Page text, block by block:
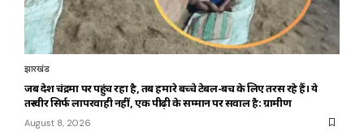
झारखंड
जब देश चंद्रमा पर पहुंच रहा है, तब हमारे बच्चे टेबल-बेंच के लिए तरस रहे हैं। ये
तस्वीर सिर्फ लापरवाही नहीं, एक पीढ़ी के सम्मान पर सवाल है: ग्रामीण
August 8, 2026